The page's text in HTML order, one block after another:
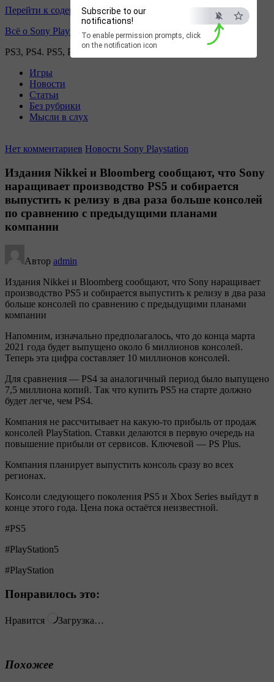
Subscribe to our
notifications!
To enable permission prompts, click
on the notification icon
Перейти к содержимому
Всё о Sony Playstation
PS3, PS4. PS5, PS games
Игры
Новости
Статьи
Без рубрики
Мысли в слух
Нет комментариев Новости Sony Playstation
Издания Nikkei и Bloomberg сообщают, что Sony
наращивает производство PS5 и собирается
выпустить к релизу в два раза больше консолей
по сравнению с предыдущими планами
компании
Автор admin
Издания Nikkei и Bloomberg сообщают, что Sony наращивает
производство PS5 и собирается выпустить к релизу в два раза
больше консолей по сравнению с предыдущими планами
компании
Напомним, изначально предполагалось, что до конца марта
2021 года будет выпущено около 6 миллионов консолей.
Теперь эта цифра составляет 10 миллионов консолей.
Для сравнения — PS4 за аналогичный период было выпущено
7,5 миллиона копий. Так что купить PS5 на старте должно
будет легче, чем PS4.
Компания не рассчитывает на какую-то прибыль от продаж
консолей PlayStation. Ставки делаются в первую очередь на
повышение прибыли от сервисов. Ключевой — PS Plus.
Компания планирует выпустить консоль сразу во всех
регионах.
Консоли следующего поколения PS5 и Xbox Series выйдут в
конце этого года. Цена пока остаётся неизвестной.
#PS5
#PlayStation5
#PlayStation
Понравилось это:
Нравится Загрузка…
Похожее